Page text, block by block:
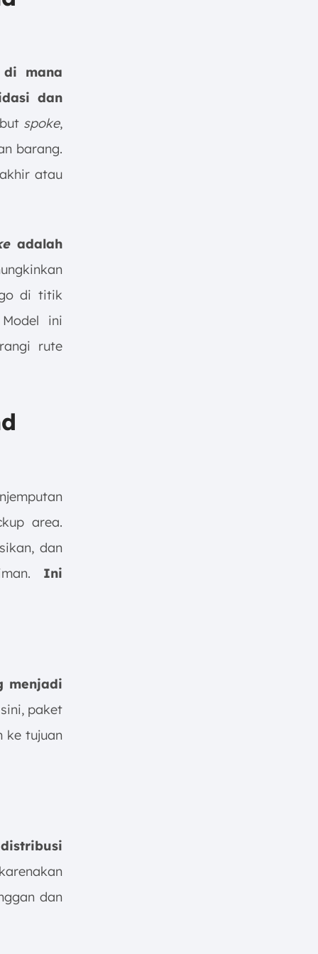
mana
dan
spoke,
barang.
atau
adalah
di titik
ini
rute
area.
dan
Ini
menjadi
paket
ke tujuan
dan